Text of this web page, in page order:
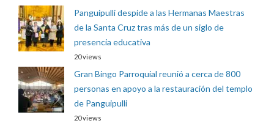
Panguipulli despide a las Hermanas Maestras
de la Santa Cruz tras más de un siglo de
presencia educativa
20 views
Gran Bingo Parroquial reunió a cerca de 800
personas en apoyo a la restauración del templo
de Panguipulli
20 views